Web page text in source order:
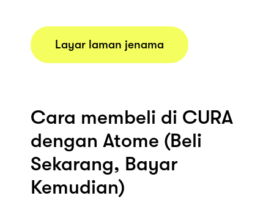
Layar laman jenama
Cara membeli di CURA
dengan Atome (Beli
Sekarang, Bayar
Kemudian)